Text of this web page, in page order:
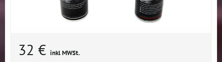
32 € inkl MWSt.